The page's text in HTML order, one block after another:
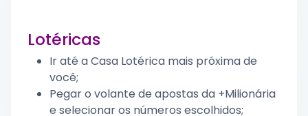
Lotéricas
Ir até a Casa Lotérica mais próxima de
você;
Pegar o volante de apostas da +Milionária
e selecionar os números escolhidos;